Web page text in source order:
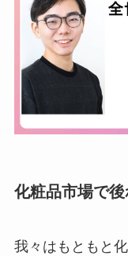
化粧品市場で
我々はもともと